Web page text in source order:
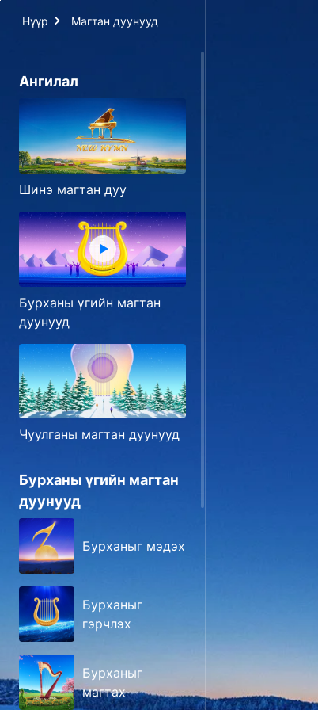
Нүүр Магтан дуунууд
Ангилал
Шинэ магтан дуу
Бурханы үгийн магтан
дуунууд
Чуулганы магтан дуунууд
Бурханы үгийн магтан
дуунууд
Бурханыг мэдэх
Бурханыг
гэрчлэх
Бурханыг
магтах